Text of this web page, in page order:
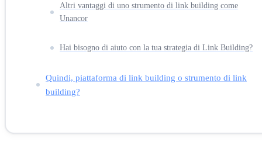
Altri vantaggi di uno strumento di link building come
Unancor
Hai bisogno di aiuto con la tua strategia di Link Building?
Quindi, piattaforma di link building o strumento di link
building?